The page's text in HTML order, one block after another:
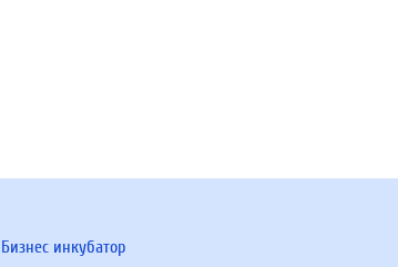
Бизнес инкубатор